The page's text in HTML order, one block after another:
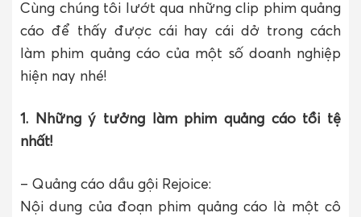
Cùng chúng tôi lướt qua những clip phim quảng
cáo để thấy được cái hay cái dở trong cách
làm phim quảng cáo của một số doanh nghiệp
hiện nay nhé!
1. Những ý tưởng làm phim quảng cáo tồi tệ
nhất!
– Quảng cáo dầu gội Rejoice:
Nội dung của đoạn phim quảng cáo là một cô